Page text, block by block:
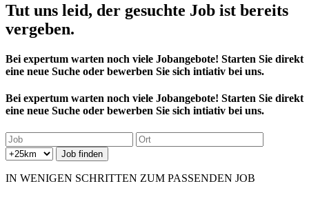
Tut uns leid, der gesuchte Job ist bereits
vergeben.
Bei expertum warten noch viele Jobangebote! Starten Sie direkt
eine neue Suche oder bewerben Sie sich intiativ bei uns.
Bei expertum warten noch viele Jobangebote! Starten Sie direkt
eine neue Suche oder bewerben Sie sich intiativ bei uns.
IN WENIGEN SCHRITTEN ZUM PASSENDEN JOB